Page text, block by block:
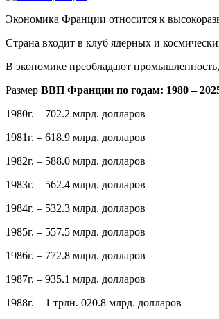
Экономика Франции относится к
Страна входит в клуб ядерных и
В экономике преобладают промышленность,
Размер ВВП Франции по годам: 1980 –
1980г. – 702.2 млрд. долларов
1981г. – 618.9 млрд. долларов
1982г. – 588.0 млрд. долларов
1983г. – 562.4 млрд. долларов
1984г. – 532.3 млрд. долларов
1985г. – 557.5 млрд. долларов
1986г. – 772.8 млрд. долларов
1987г. – 935.1 млрд. долларов
1988г. – 1 трлн. 020.8 млрд. долларов